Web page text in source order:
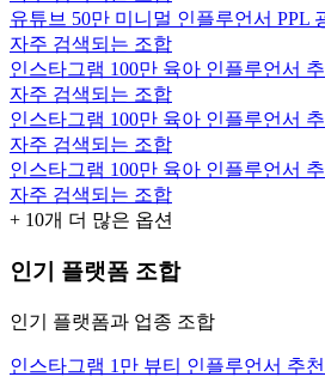
유튜브 50만 미니멀 인플루언서 PPL
자주 검색되는 조합
인스타그램 100만 육아 인플루언서
자주 검색되는 조합
인스타그램 100만 육아 인플루언서
자주 검색되는 조합
인스타그램 100만 육아 인플루언서
자주 검색되는 조합
+ 10개 더 많은 옵션
인기 플랫폼 조합
인기 플랫폼과 업종 조합
인스타그램 1만 뷰티 인플루언서 추